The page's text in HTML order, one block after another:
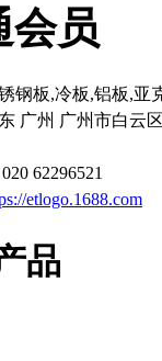
会员
钢板,冷板,铝板,亚
广州 广州市白云
62296521
etlogo.1688.com
品